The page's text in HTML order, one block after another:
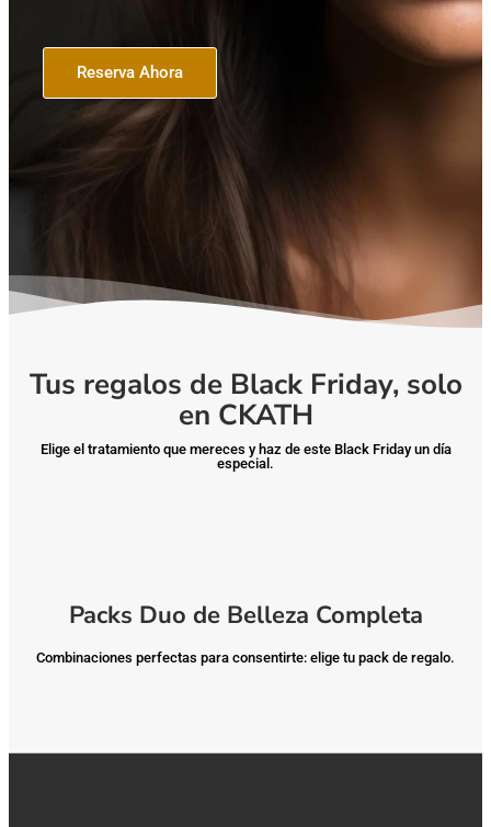
Reserva Ahora
Tus regalos de Black Friday, solo
en CKATH
Elige el tratamiento que mereces y haz de este Black Friday un día
especial.
Packs Duo de Belleza Completa
Combinaciones perfectas para consentirte: elige tu pack de regalo.